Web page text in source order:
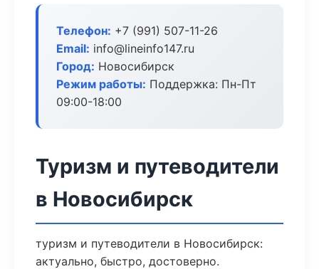
Телефон: +7 (991) 507-11-26
Email: info@lineinfo147.ru
Город: Новосибирск
Режим работы: Поддержка: Пн-Пт
09:00-18:00
Туризм и путеводители
в Новосибирск
туризм и путеводители в Новосибирск:
актуально, быстро, достоверно.